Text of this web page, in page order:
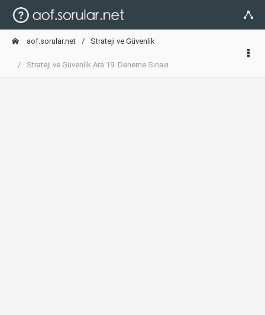
aof.sorular.net Strateji ve Güvenlik
Strateji ve Güvenlik Ara 19. Deneme Sınavı